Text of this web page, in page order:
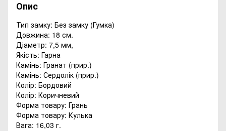
Опис
Тип замку: Без замку (Гумка)
Довжина: 18 см.
Діаметр: 7,5 мм,
Якість: Гарна
Камінь: Гранат (прир.)
Камінь: Сердолік (прир.)
Колір: Бордовий
Колір: Коричневий
Форма товару: Грань
Форма товару: Кулька
Вага: 16,03 г.